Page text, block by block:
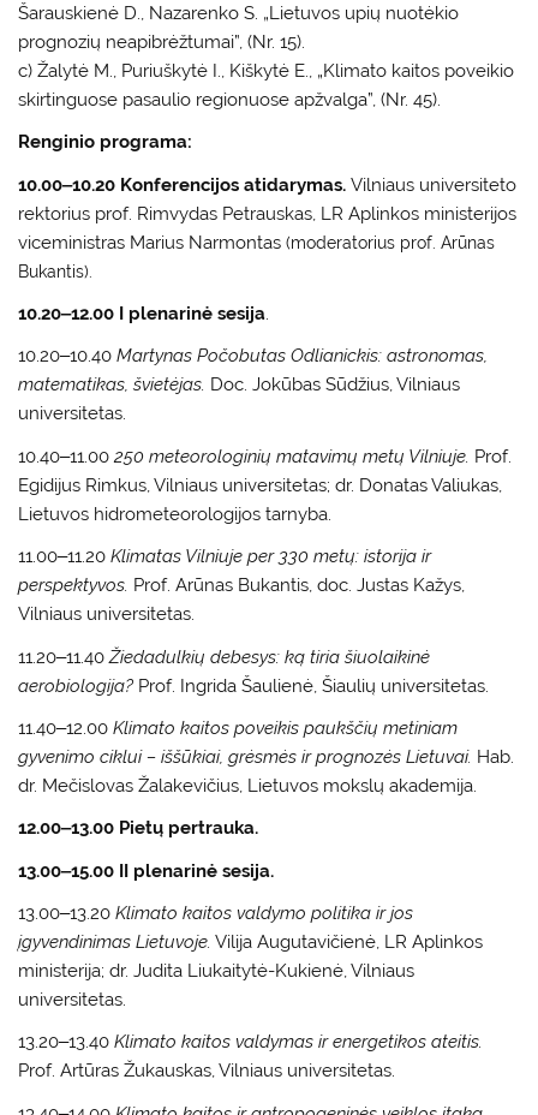
Šarauskienė D., Nazarenko S. „Lietuvos upių nuotėkio
prognozių neapibrėžtumai”, (Nr. 15).
c) Žalytė M., Puriuškytė I., Kiškytė E., „Klimato kaitos poveikio
skirtinguose pasaulio regionuose apžvalga”, (Nr. 45).
Renginio programa:
10.00‒10.20 Konferencijos atidarymas. Vilniaus universiteto
rektorius prof. Rimvydas Petrauskas, LR Aplinkos ministerijos
viceministras Marius Narmontas(moderatorius prof. Arūnas
Bukantis).
10.20‒12.00 I plenarinė sesija.
10.20‒10.40Martynas Počobutas Odlianickis: astronomas,
matematikas, švietėjas. Doc. Jokūbas Sūdžius, Vilniaus
universitetas.
10.40‒11.00250 meteorologinių matavimų metų Vilniuje. Prof.
Egidijus Rimkus, Vilniaus universitetas; dr. Donatas Valiukas,
Lietuvos hidrometeorologijos tarnyba.
11.00‒11.20Klimatas Vilniuje per 330 metų: istorija ir
perspektyvos. Prof. Arūnas Bukantis, doc. Justas Kažys,
Vilniaus universitetas.
11.20‒11.40Žiedadulkių debesys: ką tiria šiuolaikinė
aerobiologija? Prof. Ingrida Šaulienė, Šiaulių universitetas.
11.40‒12.00Klimato kaitos poveikis paukščių metiniam
gyvenimo ciklui – iššūkiai, grėsmės ir prognozės Lietuvai. Hab.
dr. Mečislovas Žalakevičius, Lietuvos mokslų akademija.
12.00‒13.00 Pietų pertrauka.
13.00‒15.00 II plenarinė sesija.
13.00‒13.20Klimato kaitos valdymo politika ir jos
įgyvendinimas Lietuvoje. Vilija Augutavičienė, LR Aplinkos
ministerija; dr. Judita Liukaitytė-Kukienė, Vilniaus
universitetas.
13.20‒13.40 Klimato kaitos valdymas ir energetikos ateitis.
Prof. Artūras Žukauskas, Vilniaus universitetas.